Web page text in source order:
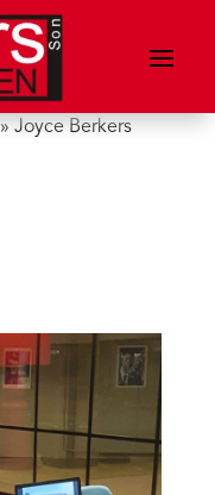
» Joyce Berkers